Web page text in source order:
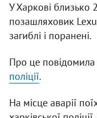
У Харкові близько
позашляховик
загиблі і поранені.
Про це повідомила
поліції.
На місце аварії